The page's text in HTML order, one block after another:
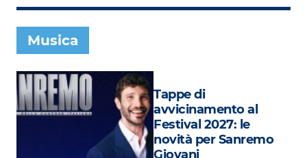
Foto
Speciali
Oroscopo
Radio Subasio Music Club
Musica
Tappe di
avvicinamento al
Festival 2027: le
novità per Sanremo
Giovani